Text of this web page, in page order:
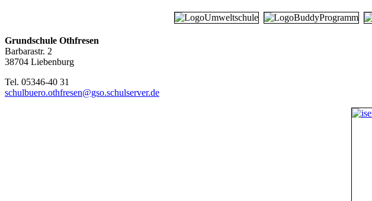
Grundschule Othfresen
Barbarastr. 2
38704 Liebenburg
Tel. 05346-40 31
schulbuero.othfresen@gso.schulserver.de